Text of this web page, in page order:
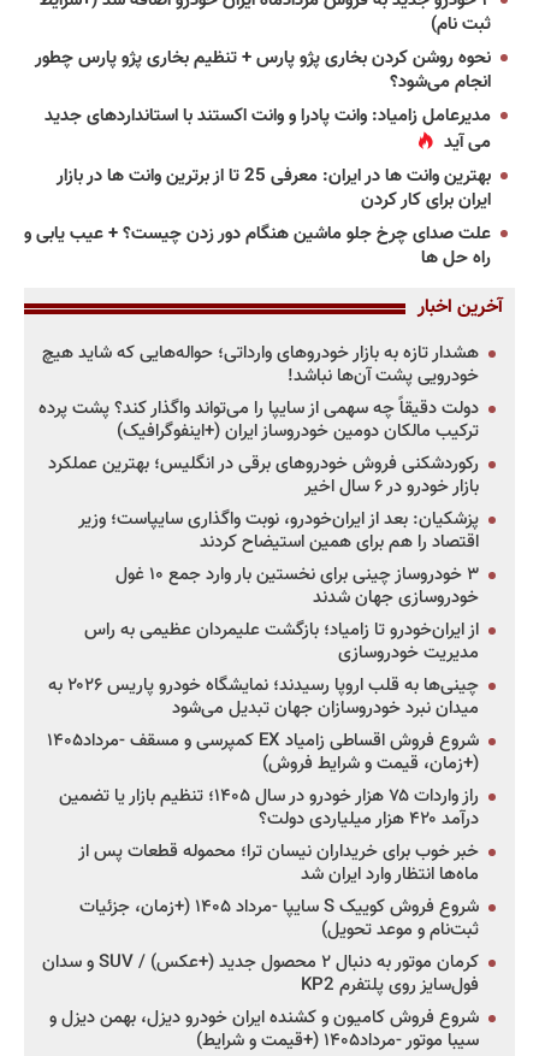
ثبت نام)
نحوه روشن کردن بخاری پژو پارس + تنظیم بخاری پژو پارس چطور
انجام می‌شود؟
مدیرعامل زامیاد: وانت پادرا و وانت اکستند با استانداردهای جدید
می آید
بهترین وانت ها در ایران: معرفی 25 تا از برترین وانت ها در بازار
ایران برای کار کردن
علت صدای چرخ جلو ماشین هنگام دور زدن چیست؟ + عیب یابی و
راه حل ها
آخرین اخبار
هشدار تازه به بازار خودروهای وارداتی؛ حواله‌هایی که شاید هیچ
خودرویی پشت آن‌ها نباشد!
دولت دقیقاً چه سهمی از سایپا را می‌تواند واگذار کند؟ پشت پرده
ترکیب مالکان دومین خودروساز ایران (+اینفوگرافیک)
رکوردشکنی فروش خودروهای برقی در انگلیس؛ بهترین عملکرد
بازار خودرو در ۶ سال اخیر
پزشکیان: بعد از ایران‌خودرو، نوبت واگذاری سایپاست؛ وزیر
اقتصاد را هم برای همین استیضاح کردند
۳ خودروساز چینی برای نخستین بار وارد جمع ۱۰ غول
خودروسازی جهان شدند
از ایران‌خودرو تا زامیاد؛ بازگشت علیمردان عظیمی به راس
مدیریت خودروسازی
چینی‌ها به قلب اروپا رسیدند؛ نمایشگاه خودرو پاریس ۲۰۲۶ به
میدان نبرد خودروسازان جهان تبدیل می‌شود
شروع فروش اقساطی زامیاد EX کمپرسی و مسقف -مرداد۱۴۰۵
(+زمان، قیمت و شرایط فروش)
راز واردات ۷۵ هزار خودرو در سال ۱۴۰۵؛ تنظیم بازار یا تضمین
درآمد ۴۲۰ هزار میلیاردی دولت؟
خبر خوب برای خریداران نیسان ترا؛ محموله قطعات پس از
ماه‌ها انتظار وارد ایران شد
شروع فروش کوییک S سایپا -مرداد ۱۴۰۵ (+زمان، جزئیات
ثبت‌نام و موعد تحویل)
کرمان موتور به دنبال ۲ محصول جدید (+عکس) / SUV و سدان
فول‌سایز روی پلتفرم KP2
شروع فروش کامیون و کشنده ایران خودرو دیزل، بهمن دیزل و
سیبا موتور -مرداد۱۴۰۵ (+قیمت و شرایط)